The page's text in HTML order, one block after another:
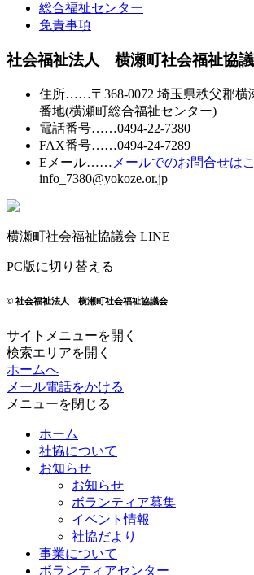
総合福祉センター
免責事項
社会福祉法人 横瀬町社会福祉協
住所……〒368-0072 埼玉県秩父郡横
番地(横瀬町総合福祉センター)
電話番号……0494-22-7380
FAX番号……0494-24-7289
Eメール…… メールでのお問合せは
info_7380@yokoze.or.jp
横瀬町社会福祉協議会 LINE
PC版に切り替える
© 社会福祉法人 横瀬町社会福祉協議会
サイトメニューを開く
検索エリアを開く
ホームへ
メール電話をかける
メニューを閉じる
ホーム
社協について
お知らせ
お知らせ
ボランティア募集
イベント情報
社協だより
事業について
ボランティアセンター